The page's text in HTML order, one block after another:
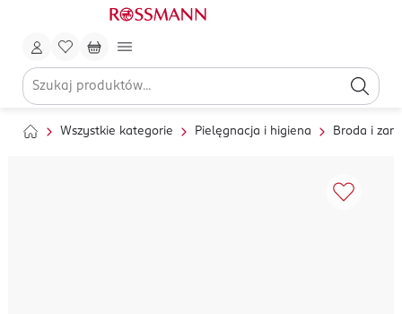
Wszystkie kategorie Pielęgnacja i higiena Broda i